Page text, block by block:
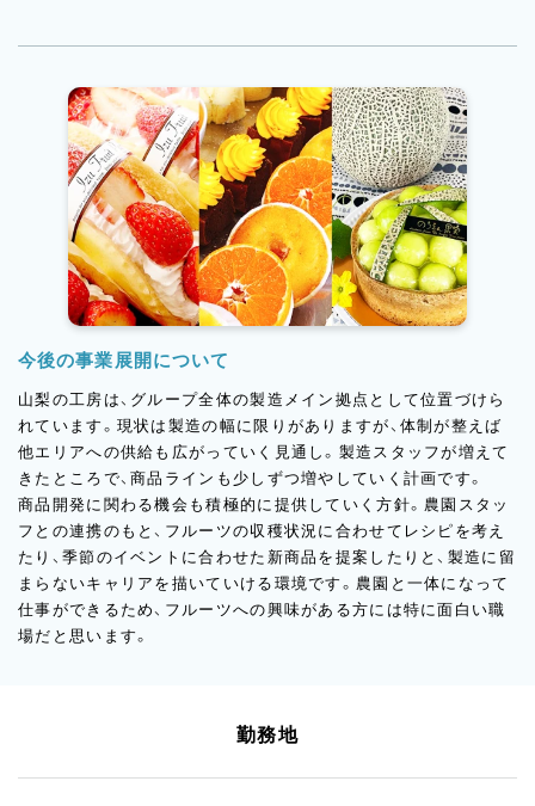
今後の事業展開について
山梨の工房は、グループ全体の製造メイン拠点として位置づけら
れています。現状は製造の幅に限りがありますが、体制が整えば
他エリアへの供給も広がっていく見通し。製造スタッフが増えて
きたところで、商品ラインも少しずつ増やしていく計画です。
商品開発に関わる機会も積極的に提供していく方針。農園スタッ
フとの連携のもと、フルーツの収穫状況に合わせてレシピを考え
たり、季節のイベントに合わせた新商品を提案したりと、製造に留
まらないキャリアを描いていける環境です。農園と一体になって
仕事ができるため、フルーツへの興味がある方には特に面白い職
場だと思います。
勤務地